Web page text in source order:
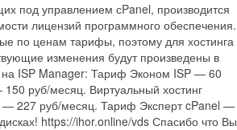
под управлением сPanel, производится
лицензий программного обеспечения.
по ценам тарифы, поэтому для хостинга
изменения будут произведены в
на ISP Manager: Тариф Эконом ISP — 60
руб/месяц. Виртуальный хостинг
227 руб/месяц. Тариф Эксперт cPanel —
https://ihor.online/vds Спасибо что Вы